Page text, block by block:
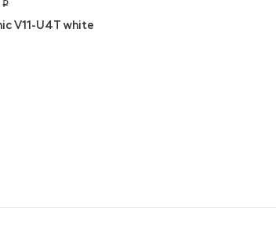
p
V11-U4T white